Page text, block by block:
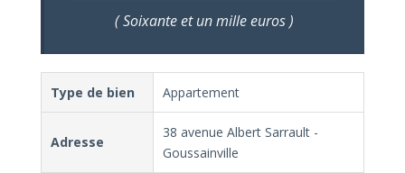
( Soixante et un mille euros )
Type de bien Appartement
Adresse
38 avenue Albert Sarrault -
Goussainville